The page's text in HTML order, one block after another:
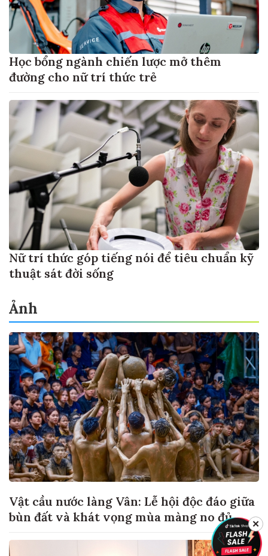
Học bổng ngành chiến lược mở thêm
đường cho nữ trí thức trẻ
Nữ trí thức góp tiếng nói để tiêu chuẩn kỹ
thuật sát đời sống
Ảnh
Vật cầu nước làng Vân: Lễ hội độc đáo giữa
bùn đất và khát vọng mùa màng no đủ
✕